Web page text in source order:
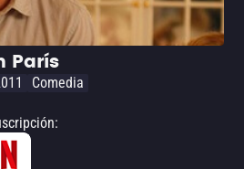
París
Comedia
: